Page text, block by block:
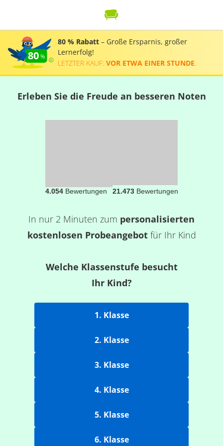
80
80 % Rabatt – Große Ersparnis, großer
Lernerfolg!
LETZTER KAUF: VOR ETWA EINER STUNDE
Erleben Sie die Freude an besseren Noten
4.054Bewertungen 21.473Bewertungen
In nur 2 Minuten zum personalisierten
kostenlosen Probeangebotfür Ihr Kind
Welche Klassenstufe besucht
Ihr Kind?
1. Klasse
2. Klasse
3. Klasse
4. Klasse
5. Klasse
6. Klasse